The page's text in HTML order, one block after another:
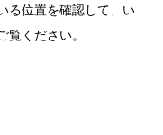
る位置を確認して、い
ください。